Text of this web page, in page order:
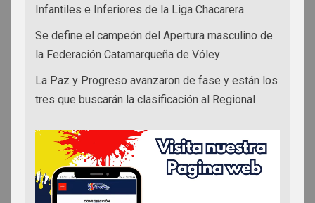
Infantiles e Inferiores de la Liga Chacarera
Se define el campeón del Apertura masculino de
la Federación Catamarqueña de Vóley
La Paz y Progreso avanzaron de fase y están los
tres que buscarán la clasificación al Regional